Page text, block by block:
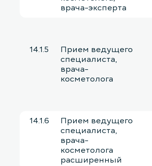
врача-эксперта
14.1.5
Прием ведущего
специалиста,
врача-
косметолога
14.1.6
Прием ведущего
специалиста,
врача-
косметолога
расширенный